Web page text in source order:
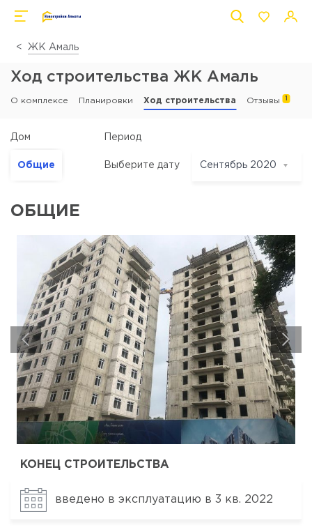
ЖК Амаль
Ход строительства ЖК Амаль
О комплексе Планировки Ход строительства Отзывы 1
Дом
Общие
Период
Выберите дату Сентябрь 2020
ОБЩИЕ
КОНЕЦ СТРОИТЕЛЬСТВА
введено в эксплуатацию в 3 кв. 2022